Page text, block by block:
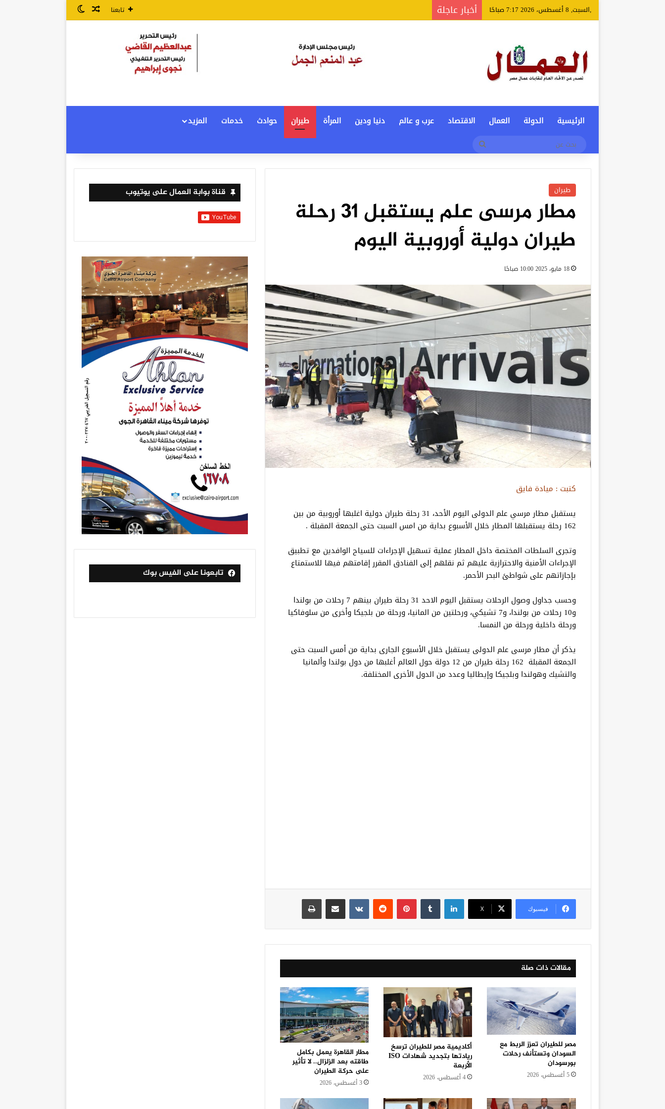
,السبت, 8 أغسطس، 2026 7:17 صباحًا أخبار عاجلة تابعنا مقال عشوائي
الوضع المظلم
الرئيسية الدولة العمال الاقتصاد عرب و عالم دنيا ودين المرأة طيران حوادث خدمات
المزيد
طيران
مطار مرسى علم يستقبل 31 رحلة
طيران دولية أوروبية اليوم
18 مايو، 2025 10:00 صباحًا
كتبت : ميادة فايق
يستقبل مطار مرسي علم الدولى اليوم الأحد، 31 رحلة طيران دولية اغلبها أوروبية من بين
162 رحلة يستقبلها المطار خلال الأسبوع بداية من امس السبت حتى الجمعة المقبلة .
وتجرى السلطات المختصة داخل المطار عملية تسهيل الإجراءات للسياح الوافدين مع تطبيق
الإجراءات الأمنية والاحترازية عليهم ثم نقلهم إلى الفنادق المقرر إقامتهم فيها للاستمتاع
بإجازاتهم على شواطئ البحر الأحمر.
وحسب جداول وصول الرحلات يستقبل اليوم الاحد 31 رحلة طيران بينهم 7 رحلات من بولندا
و10 رحلات من بولندا، و7 تشيكي، ورحلتين من المانيا، ورحلة من بلجيكا وأخرى من سلوفاكيا
ورحلة داخلية ورحلة من النمسا.
يذكر أن مطار مرسى علم الدولى يستقبل خلال الأسبوع الجارى بداية من أمس السبت حتى
الجمعة المقبلة 162 رحلة طيران من 12 دولة حول العالم أغلبها من دول بولندا وألمانيا
والتشيك وهولندا وبلجيكا وإيطاليا وعدد من الدول الأخرى المختلفة.
فيسبوك ‫X
لينكدإن بينتيريست
مقالات ذات صلة
مصر للطيران تعزز الربط مع
السودان وتستأنف رحلات
بورسودان
5 أغسطس، 2026
أكاديمية مصر للطيران ترسخ
ريادتها بتجديد شهادات ISO
الأربعة
4 أغسطس، 2026
مطار القاهرة يعمل بكامل
طاقته بعد الزلزال.. لا تأثير
على حركة الطيران
3 أغسطس، 2026
قناة بوابة العمال على يوتيوب
تابعونا على الفيس بوك